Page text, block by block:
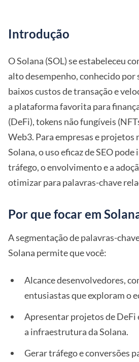
Introdução
O Solana (SOL) se estabeleceu
alto desempenho, conhecido por
baixos custos de transação e
a plataforma favorita para
(DeFi), tokens não fungíveis
Web3. Para empresas e projetos
Solana, o uso eficaz de SEO
tráfego, o envolvimento e a
otimizar para palavras-chave
Por que focar em
A segmentação de palavras-
Solana permite que você:
Alcance desenvolvedores,
entusiastas que exploram o
Apresentar projetos de
a infraestrutura da Solana.
Gerar tráfego e conversões